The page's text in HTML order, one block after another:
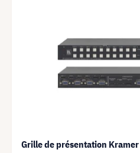
Grille de présentation